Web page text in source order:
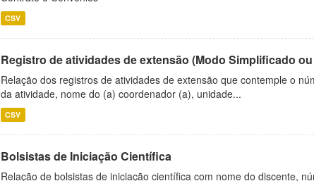
CSV
Registro de atividades de extensão (Modo Simplificado
Relação dos registros de atividades de extensão que contemple o
da atividade, nome do (a) coordenador (a), unidade...
CSV
Bolsistas de Iniciação Científica
Relação de bolsistas de iniciação científica com nome do discente,